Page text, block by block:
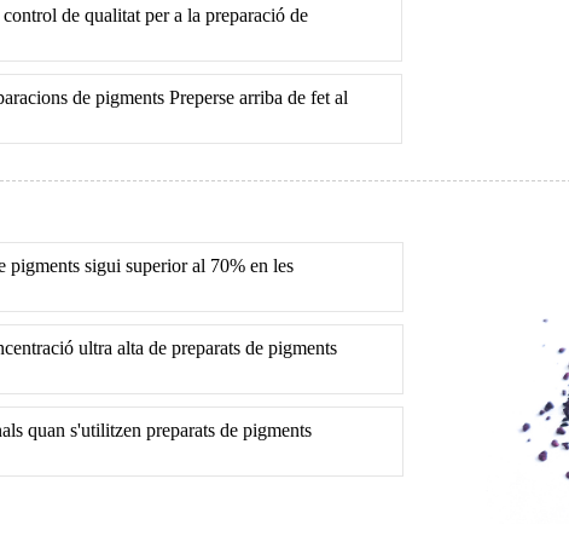
de qualitat per a la preparació de
de pigments Preperse arriba de fet al
pigments sigui superior al 70% en les
ultra alta de preparats de pigments
quan s'utilitzen preparats de pigments